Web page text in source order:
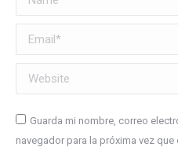
Email *
Website
Guarda mi nombre, correo
navegador para la próxima vez que